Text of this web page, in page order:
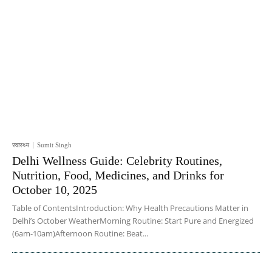
स्वास्थ्य Sumit Singh
Delhi Wellness Guide: Celebrity Routines,
Nutrition, Food, Medicines, and Drinks for
October 10, 2025
Table of ContentsIntroduction: Why Health Precautions Matter in
Delhi’s October WeatherMorning Routine: Start Pure and Energized
(6am-10am)Afternoon Routine: Beat...